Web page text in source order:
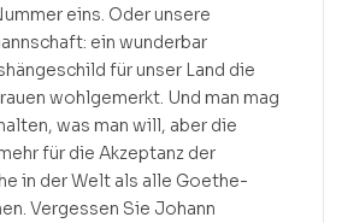
eins. Oder unsere
ein wunderbar
für unser Land die
wohlgemerkt. Und man mag
was man will, aber die
für die Akzeptanz der
in der Welt als alle Goethe-
Vergessen Sie Johann